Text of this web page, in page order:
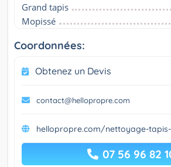
Grand tapis
Mopissé
Coordonnées:
Obtenez un Devis
contact@hellopropre.com
hellopropre.com/nettoyage-tapis-
07 56 96 82